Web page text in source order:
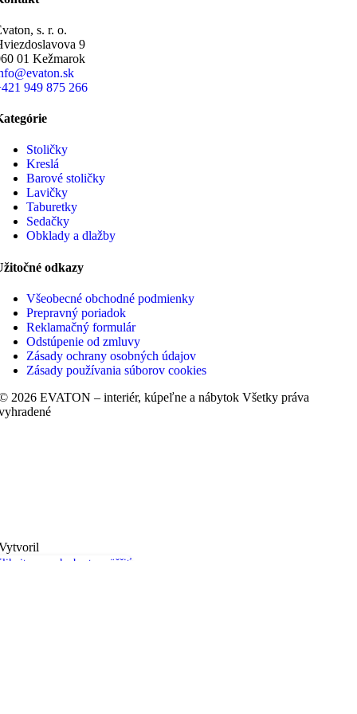
sem ak chcete zväčšiť
s. r. o.
9
01 Kežmarok
949 875 266
Stoličky
Kreslá
Barové stoličky
Lavičky
Taburetky
Sedačky
Obklady a dlažby
odkazy
Všeobecné obchodné podmienky
Prepravný poriadok
Reklamačný formulár
Odstúpenie od zmluvy
Zásady ochrany osobných údajov
Zásady používania súborov cookies
2026 EVATON – interiér, kúpeľne a nábytok Všetky práva